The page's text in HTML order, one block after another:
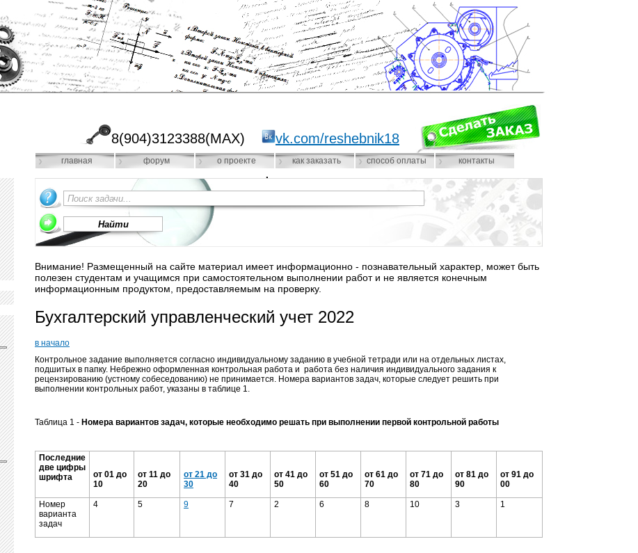
8(904)3123388(MAX) vk.com/reshebnik18
главная форум о проекте как заказать способ оплаты контакты
Внимание! Размещенный на сайте материал имеет информационно - познавательный характер, может быть
полезен студентам и учащимся при самостоятельном выполнении работ и не является конечным
информационным продуктом, предоставляемым на проверку.
Бухгалтерский управленческий учет 2022
в начало
Контрольное задание выполняется согласно индивидуальному заданию в учебной тетради или на отдельных листах,
подшитых в папку. Небрежно оформленная контрольная работа и работа без наличия индивидуального задания к
рецензированию (устному собеседованию) не принимается. Номера вариантов задач, которые следует решить при
выполнении контрольных работ, указаны в таблице 1.
Таблица 1 - Номера вариантов задач, которые необходимо решать при выполнении первой контрольной работы
Последние
две цифры
шрифта
от 01 до
10
от 11 до
20
от 21 до
30
от 31 до
40
от 41 до
50
от 51 до
60
от 61 до
70
от 71 до
80
от 81 до
90
от 91 до
00
Номер
варианта
задач
4 5 9 7 2 6 8 10 3 1